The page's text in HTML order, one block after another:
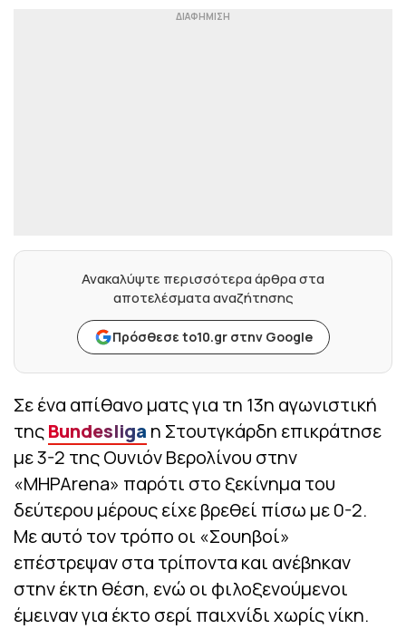
Ανακαλύψτε περισσότερα άρθρα στα
αποτελέσματα αναζήτησης
Πρόσθεσε to10.gr στην Google
Σε ένα απίθανο ματς για τη 13η αγωνιστική
τηςBundesliga η Στουτγκάρδη επικράτησε
με 3-2 της Ουνιόν Βερολίνου στην
«MHPArena» παρότι στο ξεκίνημα του
δεύτερου μέρους είχε βρεθεί πίσω με 0-2.
Με αυτό τον τρόπο οι «Σουηβοί»
επέστρεψαν στα τρίποντα και ανέβηκαν
στην έκτη θέση, ενώ οι φιλοξενούμενοι
έμειναν για έκτο σερί παιχνίδι χωρίς νίκη.